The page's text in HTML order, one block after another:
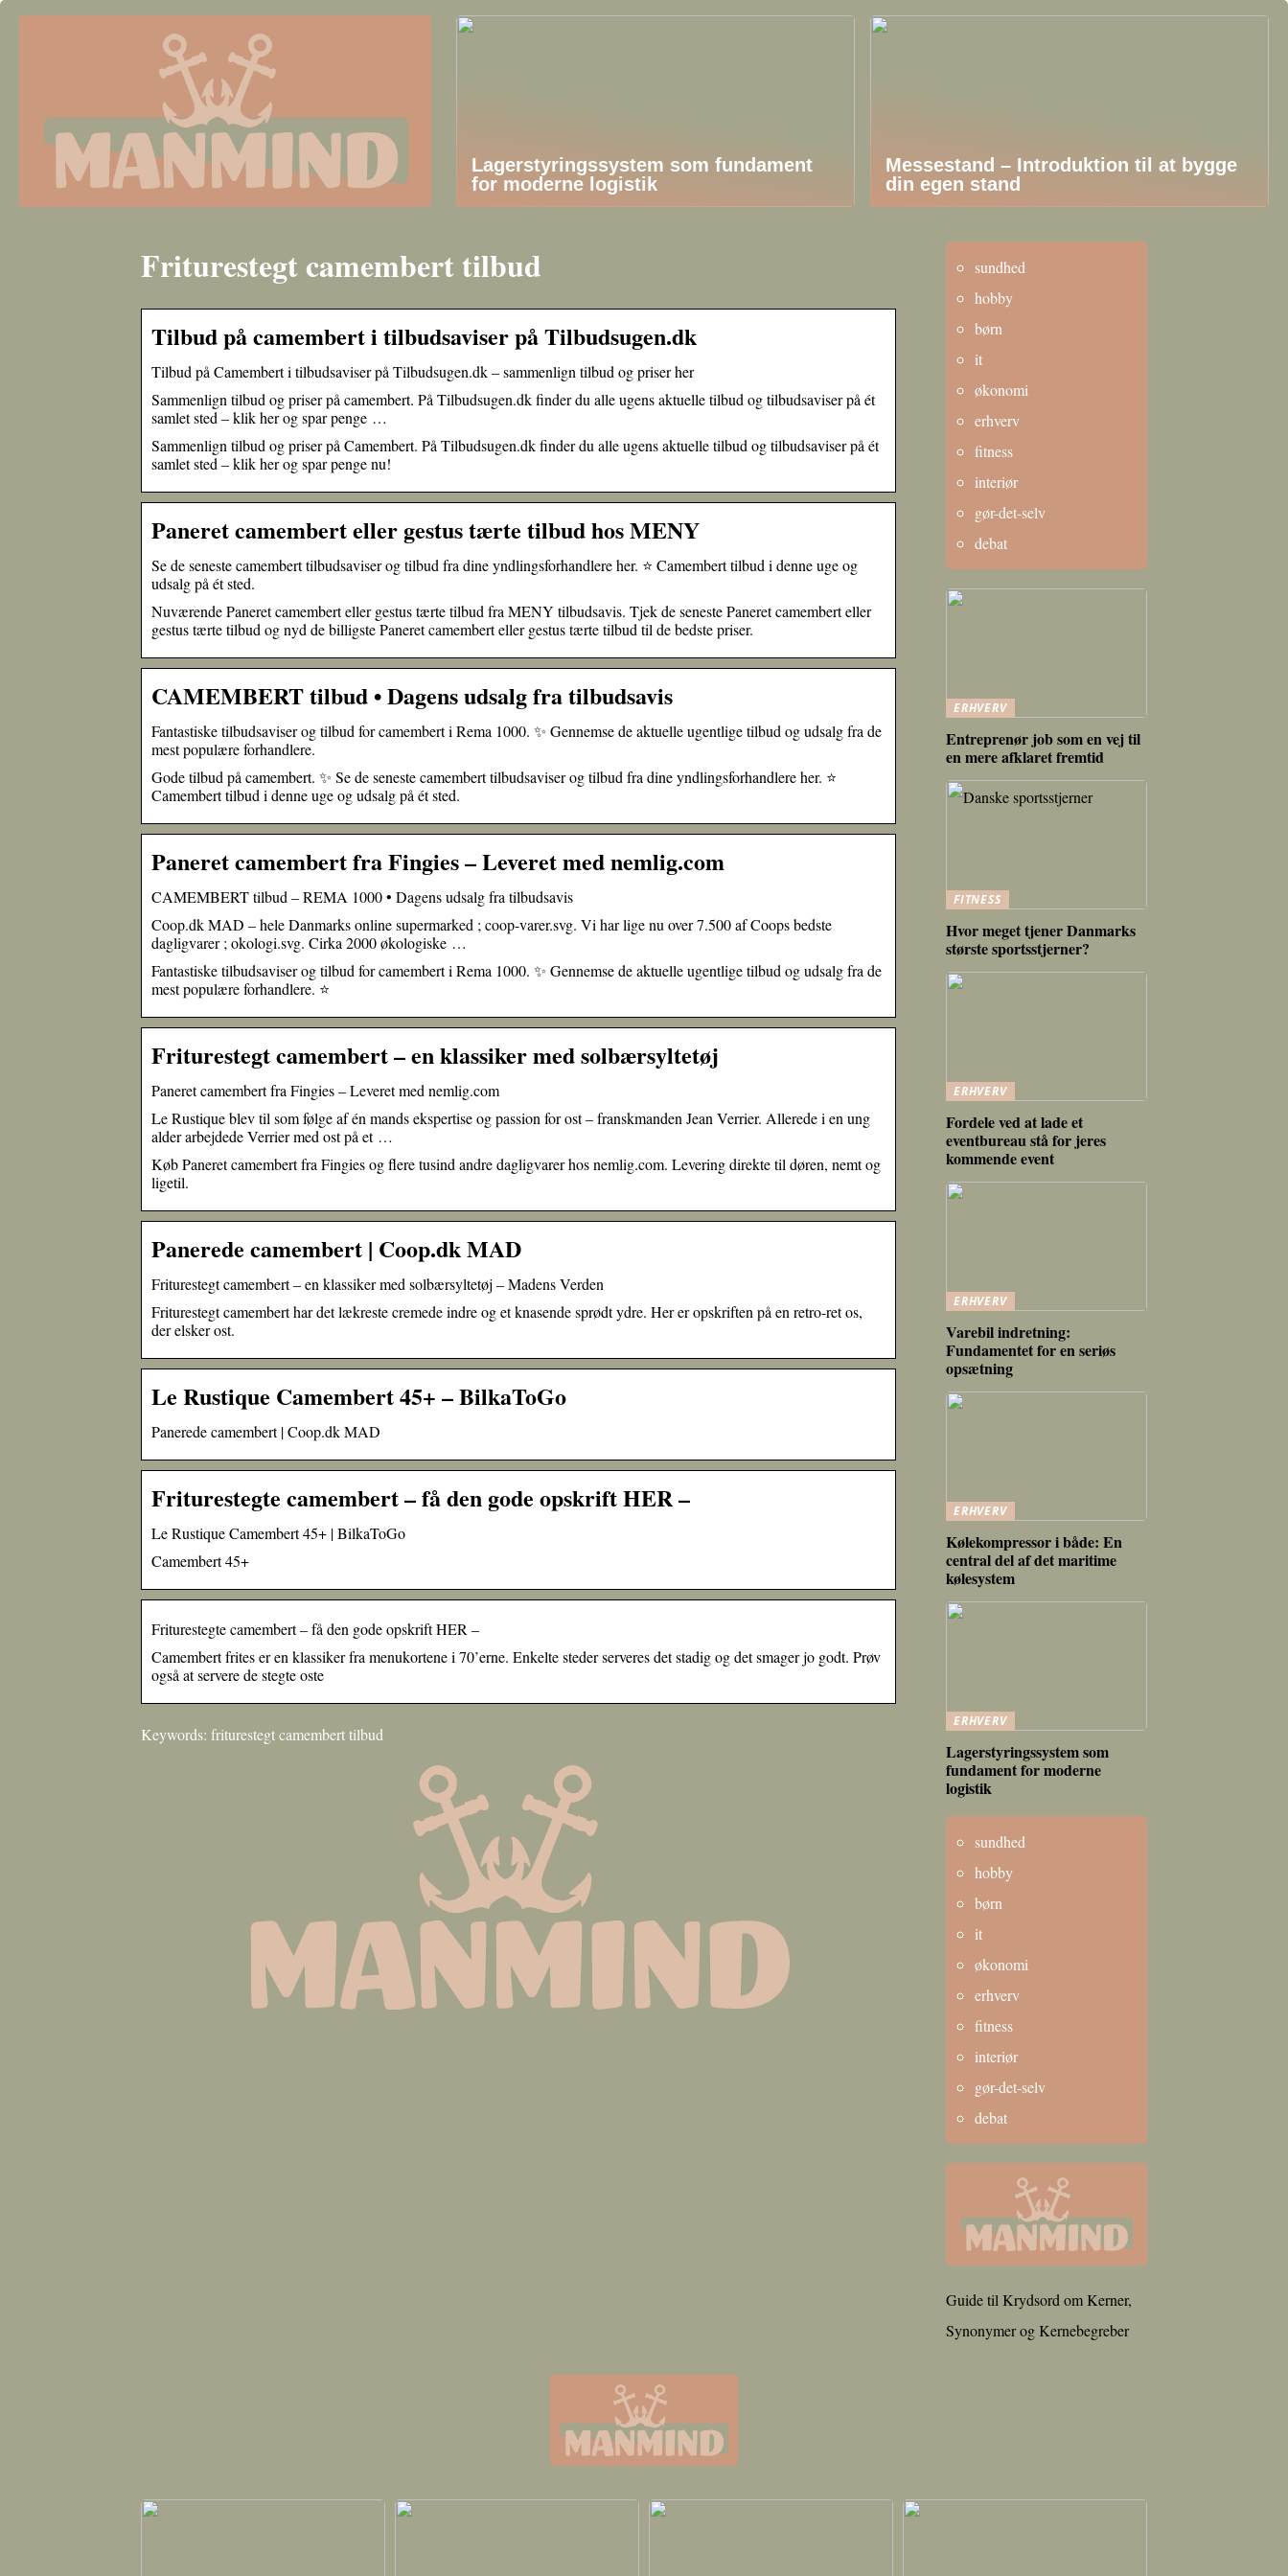
Lagerstyringssystem som fundament
for moderne logistik
Messestand – Introduktion til at bygge
din egen stand
Friturestegt camembert tilbud
Tilbud på camembert i tilbudsaviser på Tilbudsugen.dk
Tilbud på Camembert i tilbudsaviser på Tilbudsugen.dk – sammenlign tilbud og priser her
Sammenlign tilbud og priser på camembert. På Tilbudsugen.dk finder du alle ugens aktuelle tilbud og tilbudsaviser på ét
samlet sted – klik her og spar penge …
Sammenlign tilbud og priser på Camembert. På Tilbudsugen.dk finder du alle ugens aktuelle tilbud og tilbudsaviser på ét
samlet sted – klik her og spar penge nu!
Paneret camembert eller gestus tærte tilbud hos MENY
Se de seneste camembert tilbudsaviser og tilbud fra dine yndlingsforhandlere her. ⭐ Camembert tilbud i denne uge og
udsalg på ét sted.
Nuværende Paneret camembert eller gestus tærte tilbud fra MENY tilbudsavis. Tjek de seneste Paneret camembert eller
gestus tærte tilbud og nyd de billigste Paneret camembert eller gestus tærte tilbud til de bedste priser.
CAMEMBERT tilbud • Dagens udsalg fra tilbudsavis
Fantastiske tilbudsaviser og tilbud for camembert i Rema 1000. ✨ Gennemse de aktuelle ugentlige tilbud og udsalg fra de
mest populære forhandlere.
Gode tilbud på camembert. ✨ Se de seneste camembert tilbudsaviser og tilbud fra dine yndlingsforhandlere her. ⭐
Camembert tilbud i denne uge og udsalg på ét sted.
Paneret camembert fra Fingies – Leveret med nemlig.com
CAMEMBERT tilbud – REMA 1000 • Dagens udsalg fra tilbudsavis
Coop.dk MAD – hele Danmarks online supermarked ; coop-varer.svg. Vi har lige nu over 7.500 af Coops bedste
dagligvarer ; okologi.svg. Cirka 2000 økologiske …
Fantastiske tilbudsaviser og tilbud for camembert i Rema 1000. ✨ Gennemse de aktuelle ugentlige tilbud og udsalg fra de
mest populære forhandlere. ⭐
Friturestegt camembert – en klassiker med solbærsyltetøj
Paneret camembert fra Fingies – Leveret med nemlig.com
Le Rustique blev til som følge af én mands ekspertise og passion for ost – franskmanden Jean Verrier. Allerede i en ung
alder arbejdede Verrier med ost på et …
Køb Paneret camembert fra Fingies og flere tusind andre dagligvarer hos nemlig.com. Levering direkte til døren, nemt og
ligetil.
Panerede camembert | Coop.dk MAD
Friturestegt camembert – en klassiker med solbærsyltetøj – Madens Verden
Friturestegt camembert har det lækreste cremede indre og et knasende sprødt ydre. Her er opskriften på en retro-ret os,
der elsker ost.
Le Rustique Camembert 45+ – BilkaToGo
Panerede camembert | Coop.dk MAD
Friturestegte camembert – få den gode opskrift HER –
Le Rustique Camembert 45+ | BilkaToGo
Camembert 45+
Friturestegte camembert – få den gode opskrift HER –
Camembert frites er en klassiker fra menukortene i 70’erne. Enkelte steder serveres det stadig og det smager jo godt. Prøv
også at servere de stegte oste
Keywords: friturestegt camembert tilbud
sundhed
hobby
børn
it
økonomi
erhverv
fitness
interiør
gør-det-selv
debat
ERHVERV
Entreprenør job som en vej til
en mere afklaret fremtid
FITNESS
Hvor meget tjener Danmarks
største sportsstjerner?
ERHVERV
Fordele ved at lade et
eventbureau stå for jeres
kommende event
ERHVERV
Varebil indretning:
Fundamentet for en seriøs
opsætning
ERHVERV
Kølekompressor i både: En
central del af det maritime
kølesystem
ERHVERV
Lagerstyringssystem som
fundament for moderne
logistik
sundhed
hobby
børn
it
økonomi
erhverv
fitness
interiør
gør-det-selv
debat
Guide til Krydsord om Kerner,
Synonymer og Kernebegreber